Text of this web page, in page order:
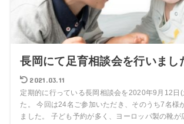
長岡にて足育相談会を行いまし
2021.03.11
定期的に行っている長岡相談会を2020年9月12日(
た。 今回は24名ご参加いただき、そのうち7名様
ました。 子ども予約が多く、ヨーロッパ製の靴が